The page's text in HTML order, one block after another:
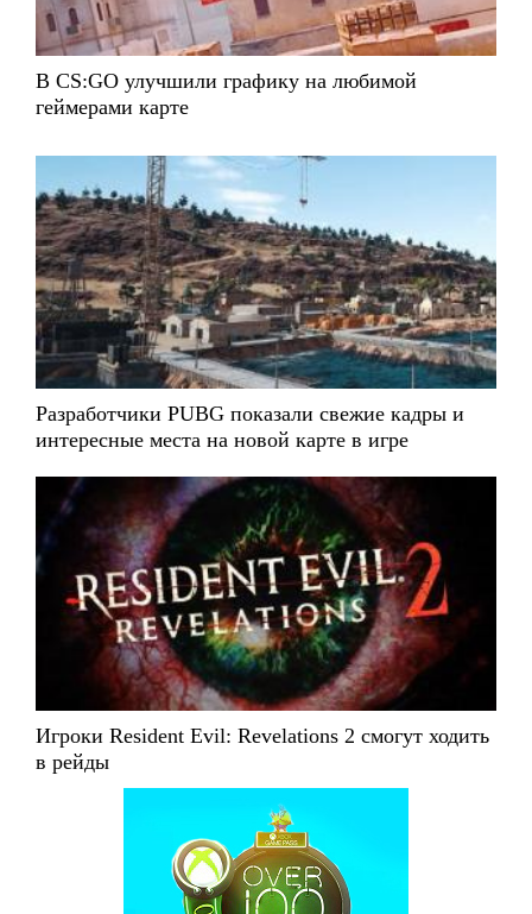
В CS:GO улучшили графику на любимой
геймерами карте
Разработчики PUBG показали свежие кадры и
интересные места на новой карте в игре
Игроки Resident Evil: Revelations 2 смогут ходить
в рейды